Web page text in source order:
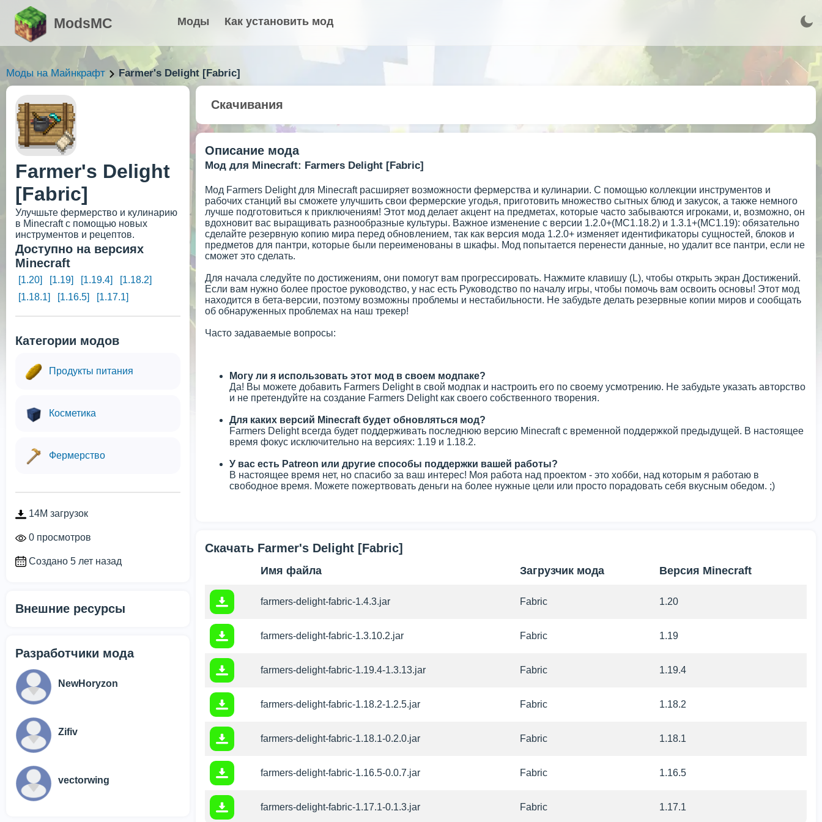
ModsMC Моды Как установить мод
Моды на Майнкрафт Farmer's Delight [Fabric]
Farmer's Delight
[Fabric]
Улучшьте фермерство и кулинарию
в Minecraft с помощью новых
инструментов и рецептов.
Доступно на версиях
Minecraft
[1.20] [1.19] [1.19.4]
[1.18.2]
[1.18.1]
[1.16.5] [1.17.1]
Категории модов
Продукты питания
Косметика
Фермерство
14M загрузок
0 просмотров
Создано 5 лет назад
Внешние ресурсы
Разработчики мода
NewHoryzon
Zifiv
vectorwing
Скачивания
Описание мода
Мод для Minecraft: Farmers Delight [Fabric]
Мод Farmers Delight для Minecraft расширяет возможности фермерства и кулинарии. С помощью коллекции инструментов и
рабочих станций вы сможете улучшить свои фермерские угодья, приготовить множество сытных блюд и закусок, а также немного
лучше подготовиться к приключениям! Этот мод делает акцент на предметах, которые часто забываются игроками, и, возможно, он
вдохновит вас выращивать разнообразные культуры. Важное изменение с версии 1.2.0+(MC1.18.2) и 1.3.1+(MC1.19): обязательно
сделайте резервную копию мира перед обновлением, так как версия мода 1.2.0+ изменяет идентификаторы сущностей, блоков и
предметов для пантри, которые были переименованы в шкафы. Мод попытается перенести данные, но удалит все пантри, если не
сможет это сделать.
Для начала следуйте по достижениям, они помогут вам прогрессировать. Нажмите клавишу (L), чтобы открыть экран Достижений.
Если вам нужно более простое руководство, у нас есть Руководство по началу игры, чтобы помочь вам освоить основы! Этот мод
находится в бета-версии, поэтому возможны проблемы и нестабильности. Не забудьте делать резервные копии миров и сообщать
об обнаруженных проблемах на наш трекер!
Часто задаваемые вопросы:
Могу ли я использовать этот мод в своем модпаке?
Да! Вы можете добавить Farmers Delight в свой модпак и настроить его по своему усмотрению. Не забудьте указать авторство
и не претендуйте на создание Farmers Delight как своего собственного творения.
Для каких версий Minecraft будет обновляться мод?
Farmers Delight всегда будет поддерживать последнюю версию Minecraft с временной поддержкой предыдущей. В настоящее
время фокус исключительно на версиях: 1.19 и 1.18.2.
У вас есть Patreon или другие способы поддержки вашей работы?
В настоящее время нет, но спасибо за ваш интерес! Моя работа над проектом - это хобби, над которым я работаю в
свободное время. Можете пожертвовать деньги на более нужные цели или просто порадовать себя вкусным обедом. ;)
Скачать Farmer's Delight [Fabric]
Имя файла Загрузчик мода Версия Minecraft
farmers-delight-fabric-1.4.3.jar Fabric 1.20
farmers-delight-fabric-1.3.10.2.jar Fabric 1.19
farmers-delight-fabric-1.19.4-1.3.13.jar Fabric 1.19.4
farmers-delight-fabric-1.18.2-1.2.5.jar Fabric 1.18.2
farmers-delight-fabric-1.18.1-0.2.0.jar Fabric 1.18.1
farmers-delight-fabric-1.16.5-0.0.7.jar Fabric 1.16.5
farmers-delight-fabric-1.17.1-0.1.3.jar Fabric 1.17.1